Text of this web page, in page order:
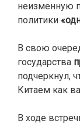
неизменную
политики
В свою
государства
подчеркнул,
Китаем как
В ходе